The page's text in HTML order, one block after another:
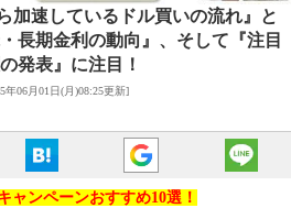
加速しているドル買いの流れ』と
長期金利の動向』、そして『注目
発表』に注目！
年06月01日(月)08:25更新]
ャンペーンおすすめ10選！